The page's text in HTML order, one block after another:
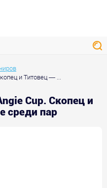
и Титовец — ...
Cup. Скопец и
среди пар